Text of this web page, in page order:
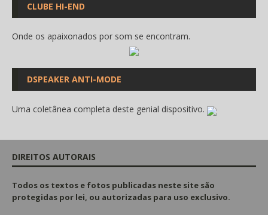
CLUBE HI-END
Onde os apaixonados por som se encontram.
DSPEAKER ANTI-MODE
Uma coletânea completa deste genial dispositivo.
DIREITOS AUTORAIS
Todos os textos e fotos publicadas neste site são
protegidas por lei, ou autorizadas para uso exclusivo.